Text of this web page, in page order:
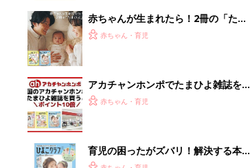
夫婦で予習する 出産の教科書
しょに「うがいパワー」で一年中！
健やか
PR（iNova｜Hugkum）